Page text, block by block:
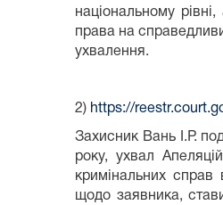
національному
права на
ухвалення.
2) https://
Захисник Вань І.Р.
року, ухвал
кримінальних
щодо заявника,